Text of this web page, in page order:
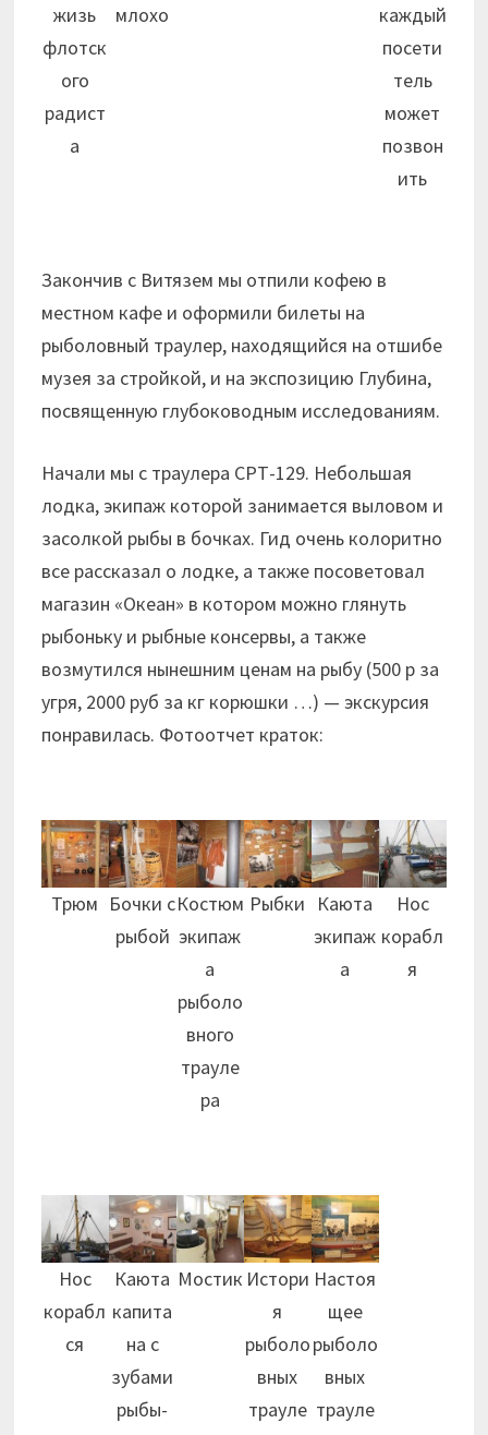
жизь
флотск
ого
радист
а
млохо
каждый
посети
тель
может
позвон
ить
Закончив с Витязем мы отпили кофею в
местном кафе и оформили билеты на
рыболовный траулер, находящийся на отшибе
музея за стройкой, и на экспозицию Глубина,
посвященную глубоководным исследованиям.
Начали мы с траулера СРТ-129. Небольшая
лодка, экипаж которой занимается выловом и
засолкой рыбы в бочках. Гид очень колоритно
все рассказал о лодке, а также посоветовал
магазин «Океан» в котором можно глянуть
рыбоньку и рыбные консервы, а также
возмутился нынешним ценам на рыбу (500 р за
угря, 2000 руб за кг корюшки …) — экскурсия
понравилась. Фотоотчет краток:
Трюм Бочки с
рыбой
Костюм
экипаж
а
рыболо
вного
трауле
ра
Рыбки
Каюта
экипаж
а
Нос
корабл
я
Нос
корабл
ся
Каюта
капита
на с
зубами
рыбы-
Мостик Истори
я
рыболо
вных
трауле
Настоя
щее
рыболо
вных
трауле